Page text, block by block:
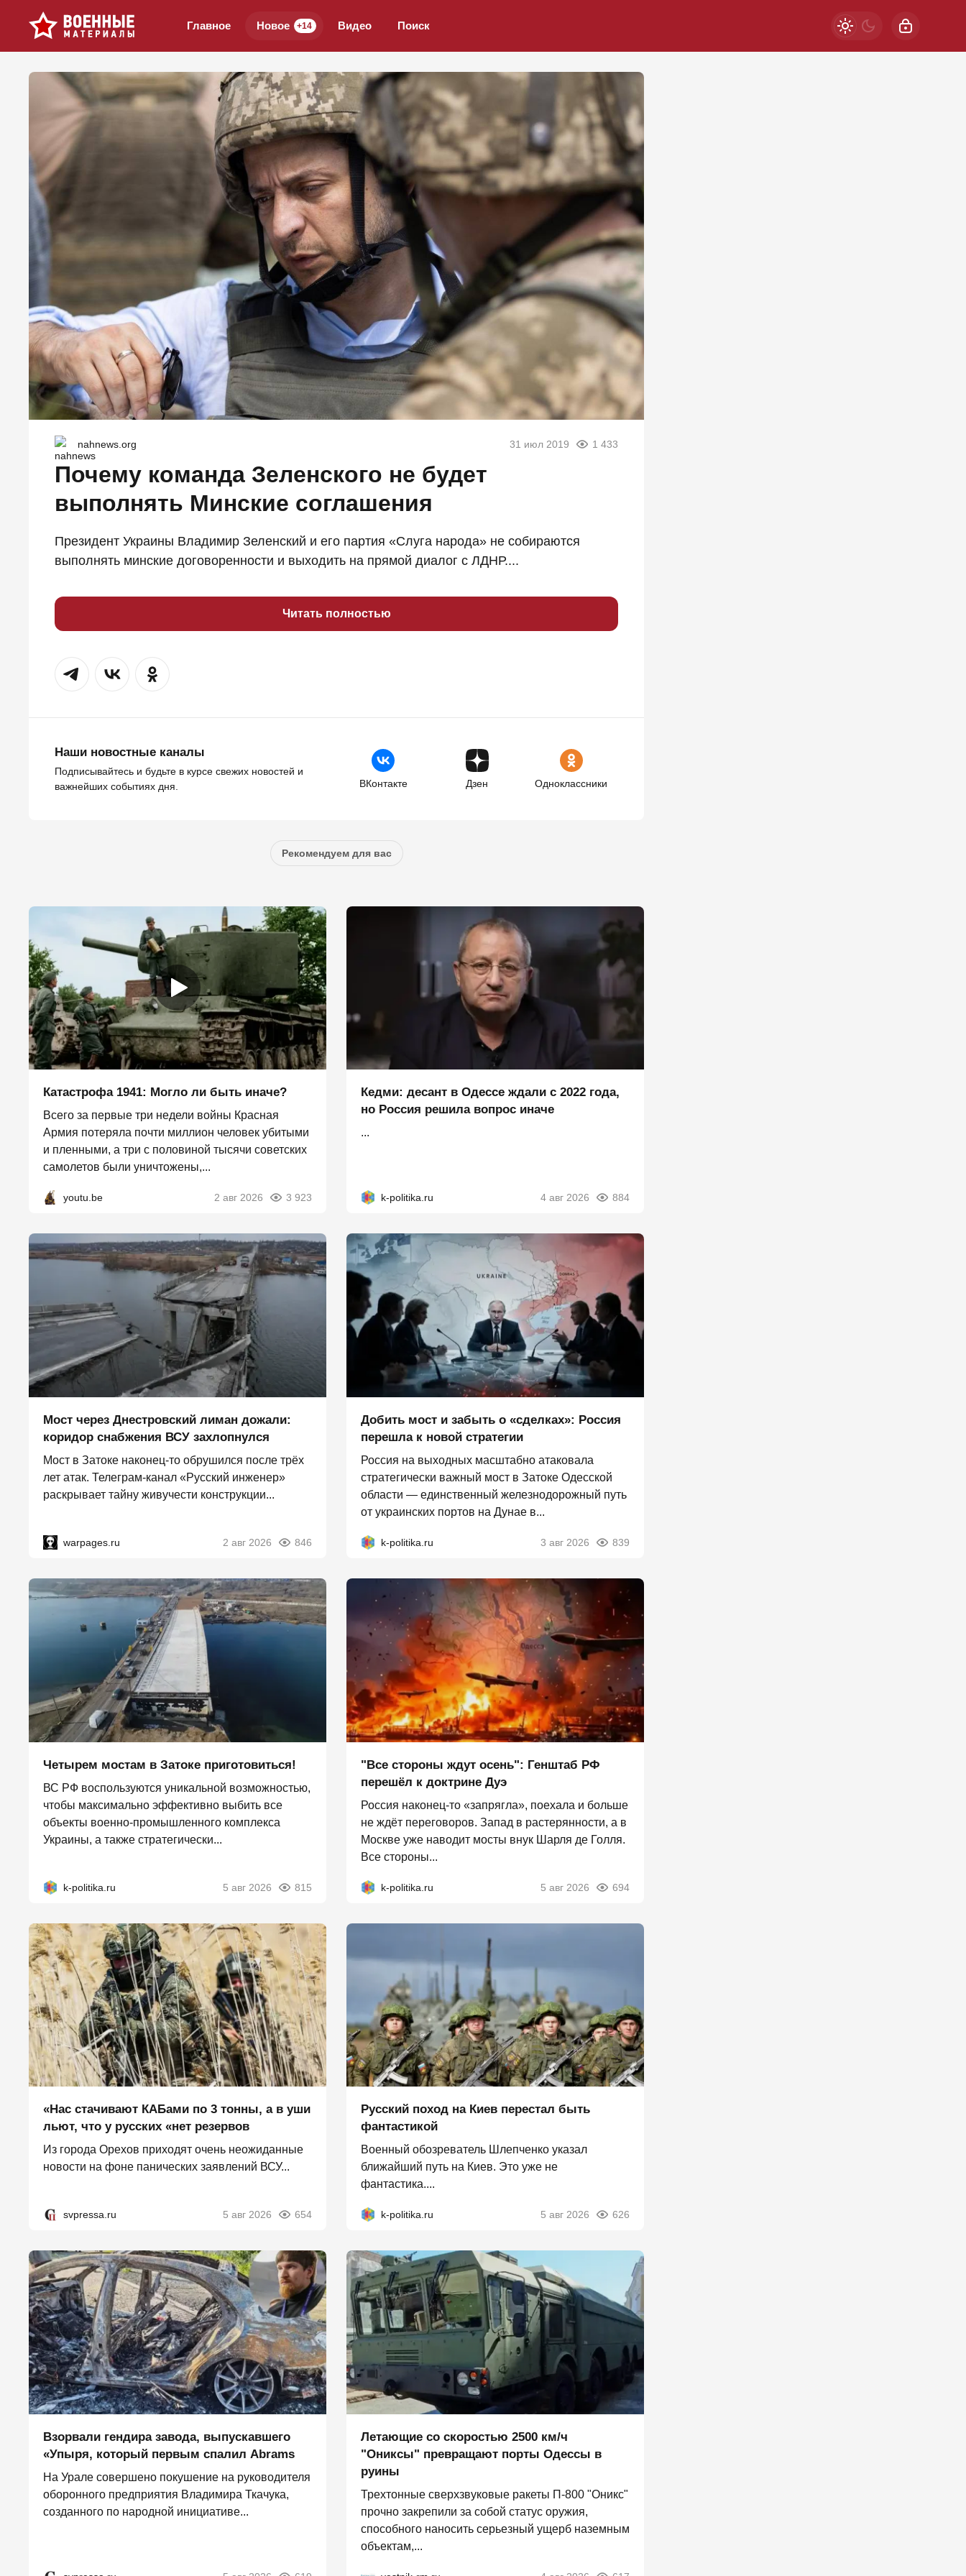
Главное Новое +14 Видео Поиск
nahnews.org 31 июл 2019 1 433
Почему команда Зеленского не будет
выполнять Минские соглашения
Президент Украины Владимир Зеленский и его партия «Слуга народа» не собираются
выполнять минские договоренности и выходить на прямой диалог с ЛДНР....
Читать полностью
Наши новостные каналы
Подписывайтесь и будьте в курсе свежих новостей и
важнейших событиях дня.
ВКонтакте Дзен Одноклассники
Рекомендуем для вас
Катастрофа 1941: Могло ли быть иначе?
Всего за первые три недели войны Красная
Армия потеряла почти миллион человек убитыми
и пленными, а три с половиной тысячи советских
самолетов были уничтожены,...
youtu.be 2 авг 2026 3 923
Кедми: десант в Одессе ждали с 2022 года,
но Россия решила вопрос иначе
...
k-politika.ru 4 авг 2026 884
Мост через Днестровский лиман дожали:
коридор снабжения ВСУ захлопнулся
Мост в Затоке наконец-то обрушился после трёх
лет атак. Телеграм-канал «Русский инженер»
раскрывает тайну живучести конструкции...
warpages.ru 2 авг 2026 846
Добить мост и забыть о «сделках»: Россия
перешла к новой стратегии
Россия на выходных масштабно атаковала
стратегически важный мост в Затоке Одесской
области — единственный железнодорожный путь
от украинских портов на Дунае в...
k-politika.ru 3 авг 2026 839
Четырем мостам в Затоке приготовиться!
ВС РФ воспользуются уникальной возможностью,
чтобы максимально эффективно выбить все
объекты военно-промышленного комплекса
Украины, а также стратегически...
k-politika.ru 5 авг 2026 815
"Все стороны ждут осень": Генштаб РФ
перешёл к доктрине Дуэ
Россия наконец-то «запрягла», поехала и больше
не ждёт переговоров. Запад в растерянности, а в
Москве уже наводит мосты внук Шарля де Голля.
Все стороны...
k-politika.ru 5 авг 2026 694
«Нас стачивают КАБами по 3 тонны, а в уши
льют, что у русских «нет резервов
Из города Орехов приходят очень неожиданные
новости на фоне панических заявлений ВСУ...
svpressa.ru 5 авг 2026 654
Русский поход на Киев перестал быть
фантастикой
Военный обозреватель Шлепченко указал
ближайший путь на Киев. Это уже не
фантастика....
k-politika.ru 5 авг 2026 626
Взорвали гендира завода, выпускавшего
«Упыря, который первым спалил Abrams
На Урале совершено покушение на руководителя
оборонного предприятия Владимира Ткачука,
созданного по народной инициативе...
Летающие со скоростью 2500 км/ч
"Ониксы" превращают порты Одессы в
руины
Трехтонные сверхзвуковые ракеты П‑800 "Оникс"
прочно закрепили за собой статус оружия,
способного наносить серьезный ущерб наземным
объектам,...